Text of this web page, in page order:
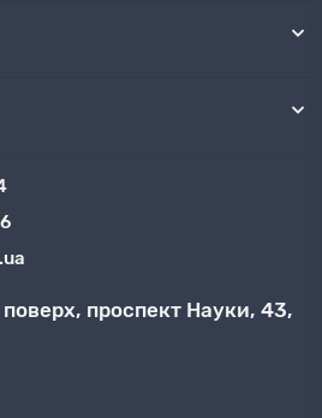
проспект Науки, 43,